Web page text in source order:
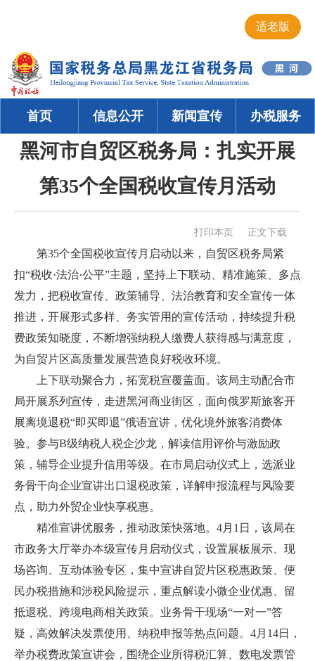
适老版
首页 信息公开 新闻宣传 办税服务
黑河市自贸区税务局：扎实开展
第35个全国税收宣传月活动
打印本页 正文下载
第35个全国税收宣传月启动以来，自贸区税务局紧
扣“税收·法治·公平”主题，坚持上下联动、精准施策、多点
发力，把税收宣传、政策辅导、法治教育和安全宣传一体
推进，开展形式多样、务实管用的宣传活动，持续提升税
费政策知晓度，不断增强纳税人缴费人获得感与满意度，
为自贸片区高质量发展营造良好税收环境。
上下联动聚合力，拓宽税宣覆盖面。该局主动配合市
局开展系列宣传，走进黑河商业街区，面向俄罗斯旅客开
展离境退税“即买即退”俄语宣讲，优化境外旅客消费体
验。参与B级纳税人税企沙龙，解读信用评价与激励政
策，辅导企业提升信用等级。在市局启动仪式上，选派业
务骨干向企业宣讲出口退税政策，详解申报流程与风险要
点，助力外贸企业快享税惠。
精准宣讲优服务，推动政策快落地。4月1日，该局在
市政务大厅举办本级宣传月启动仪式，设置展板展示、现
场咨询、互动体验专区，集中宣讲自贸片区税惠政策、便
民办税措施和涉税风险提示，重点解读小微企业优惠、留
抵退税、跨境电商相关政策。业务骨干现场“一对一”答
疑，高效解决发票使用、纳税申报等热点问题。4月14日，
举办税费政策宣讲会，围绕企业所得税汇算、数电发票管